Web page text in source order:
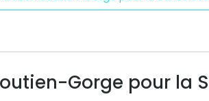
Gorge pour la